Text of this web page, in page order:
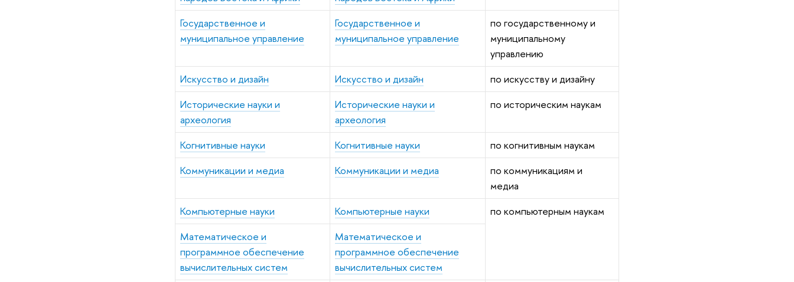
Государственное и
муниципальное управление
Государственное и
муниципальное управление
по государственному и
муниципальному
управлению
Искусство и дизайн
Искусство и дизайн
по искусству и дизайну
Исторические науки и
археология
Исторические науки и
археология
по историческим наукам
Когнитивные науки Когнитивные науки
по когнитивным наукам
Коммуникации и медиа
Коммуникации и медиа
по коммуникациям и
медиа
Компьютерные науки
Компьютерные науки
по компьютерным наукам
Математическое и
программное обеспечение
вычислительных систем
Математическое и
программное обеспечение
вычислительных систем